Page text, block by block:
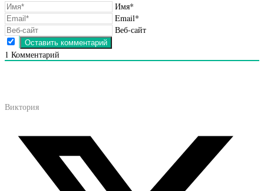
Имя*
Email*
Веб-сайт
1 Комментарий
Виктория